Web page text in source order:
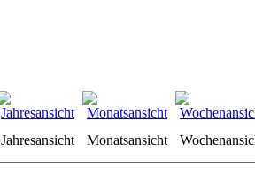
Jahresansicht Monatsansicht